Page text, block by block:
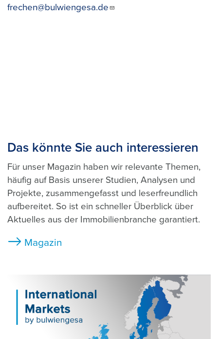
frechen@bulwiengesa.de
Das könnte Sie auch interessieren
Für unser Magazin haben wir relevante Themen,
häufig auf Basis unserer Studien, Analysen und
Projekte, zusammengefasst und leserfreundlich
aufbereitet. So ist ein schneller Überblick über
Aktuelles aus der Immobilienbranche garantiert.
Magazin